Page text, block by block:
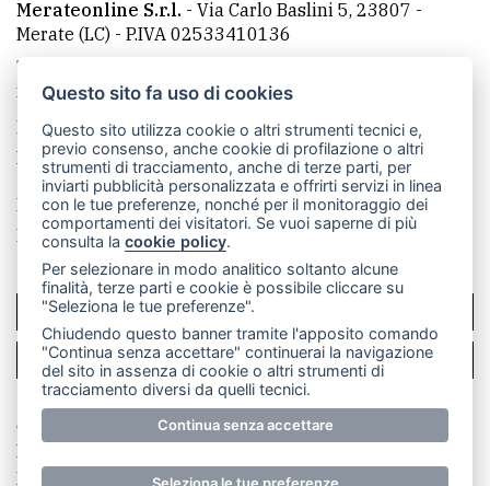
Merateonline S.r.l. - Via Carlo Baslini 5, 23807 -
Merate (LC) - P.IVA 02533410136
Telefono:
mail: redazione@merateonline.it
La redazione
CasateOnline LeccoOnline
RSS
Made by VIP
Privacy policy
Cookie policy
Rivedi le tue scelte sui cookie
SCRIVICI
PER LA TUA PUBBLICITÀ
© Copyright Merateonline S.r.l. - Tutti i diritti riservati.
E' proibita la riproduzione e pubblicazione anche
parziale di testi, articoli e immagini senza la
Questo sito fa uso di cookies
Questo sito utilizza cookie o altri strumenti tecnici e,
previo consenso, anche cookie di profilazione o altri
strumenti di tracciamento, anche di terze parti, per
inviarti pubblicità personalizzata e offrirti servizi in linea
con le tue preferenze, nonché per il monitoraggio dei
comportamenti dei visitatori. Se vuoi saperne di più
consulta lacookie policy.
Per selezionare in modo analitico soltanto alcune
finalità, terze parti e cookie è possibile cliccare su
"Seleziona le tue preferenze".
Chiudendo questo banner tramite l'apposito comando
"Continua senza accettare" continuerai la navigazione
del sito in assenza di cookie o altri strumenti di
tracciamento diversi da quelli tecnici.
Continua senza accettare